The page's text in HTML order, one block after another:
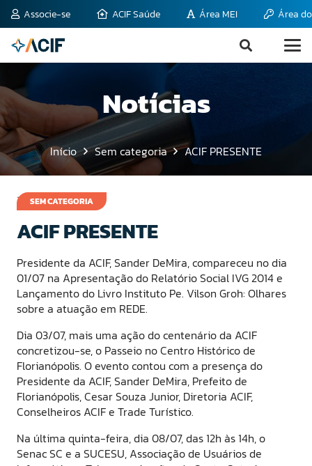
Associe-se ACIF Saúde Área MEI Área
Notícias
Início Sem categoria ACIF PRESENTE
SEM CATEGORIA
13 de julho de 2015
ACIF PRESENTE
Presidente da ACIF, Sander DeMira, compareceu no dia
01/07 na Apresentação do Relatório Social IVG 2014 e
Lançamento do Livro Instituto Pe. Vilson Groh: Olhares
sobre a atuação em REDE.
Dia 03/07, mais uma ação do centenário da ACIF
concretizou-se, o Passeio no Centro Histórico de
Florianópolis. O evento contou com a presença do
Presidente da ACIF, Sander DeMira, Prefeito de
Florianópolis, Cesar Souza Junior, Diretoria ACIF,
Conselheiros ACIF e Trade Turístico.
Na última quinta-feira, dia 08/07, das 12h às 14h, o
Senac SC e a SUCESU, Associação de Usuários de